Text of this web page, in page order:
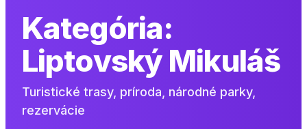
Kategória:
Liptovský Mikuláš
Turistické trasy, príroda, národné parky,
rezervácie